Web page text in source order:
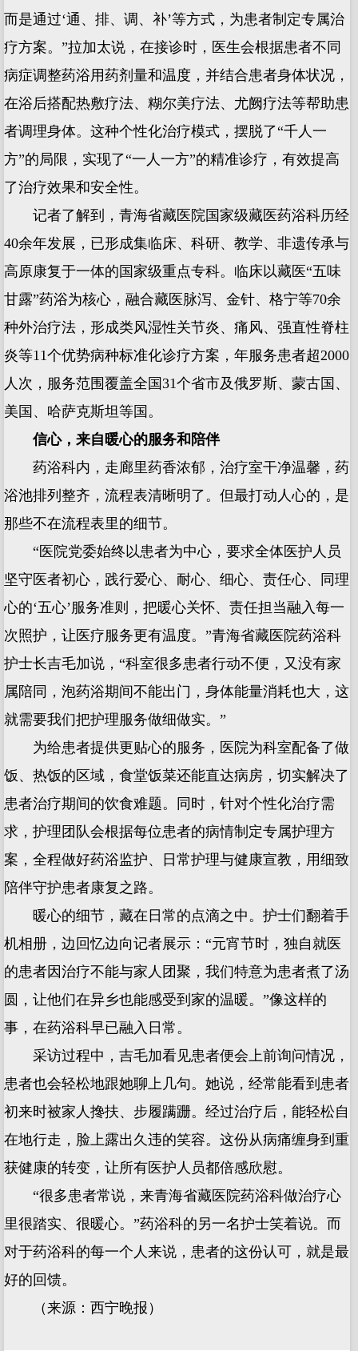
而是通过‘通、排、调、补’等方式，为患者制定专属治
疗方案。”拉加太说，在接诊时，医生会根据患者不同
病症调整药浴用药剂量和温度，并结合患者身体状况，
在浴后搭配热敷疗法、糊尔美疗法、尤阙疗法等帮助患
者调理身体。这种个性化治疗模式，摆脱了“千人一
方”的局限，实现了“一人一方”的精准诊疗，有效提高
了治疗效果和安全性。
记者了解到，青海省藏医院国家级藏医药浴科历经
40余年发展，已形成集临床、科研、教学、非遗传承与
高原康复于一体的国家级重点专科。临床以藏医“五味
甘露”药浴为核心，融合藏医脉泻、金针、格宁等70余
种外治疗法，形成类风湿性关节炎、痛风、强直性脊柱
炎等11个优势病种标准化诊疗方案，年服务患者超2000
人次，服务范围覆盖全国31个省市及俄罗斯、蒙古国、
美国、哈萨克斯坦等国。
信心，来自暖心的服务和陪伴
药浴科内，走廊里药香浓郁，治疗室干净温馨，药
浴池排列整齐，流程表清晰明了。但最打动人心的，是
那些不在流程表里的细节。
“医院党委始终以患者为中心，要求全体医护人员
坚守医者初心，践行爱心、耐心、细心、责任心、同理
心的‘五心’服务准则，把暖心关怀、责任担当融入每一
次照护，让医疗服务更有温度。”青海省藏医院药浴科
护士长吉毛加说，“科室很多患者行动不便，又没有家
属陪同，泡药浴期间不能出门，身体能量消耗也大，这
就需要我们把护理服务做细做实。”
为给患者提供更贴心的服务，医院为科室配备了做
饭、热饭的区域，食堂饭菜还能直达病房，切实解决了
患者治疗期间的饮食难题。同时，针对个性化治疗需
求，护理团队会根据每位患者的病情制定专属护理方
案，全程做好药浴监护、日常护理与健康宣教，用细致
陪伴守护患者康复之路。
暖心的细节，藏在日常的点滴之中。护士们翻着手
机相册，边回忆边向记者展示：“元宵节时，独自就医
的患者因治疗不能与家人团聚，我们特意为患者煮了汤
圆，让他们在异乡也能感受到家的温暖。”像这样的
事，在药浴科早已融入日常。
采访过程中，吉毛加看见患者便会上前询问情况，
患者也会轻松地跟她聊上几句。她说，经常能看到患者
初来时被家人搀扶、步履蹒跚。经过治疗后，能轻松自
在地行走，脸上露出久违的笑容。这份从病痛缠身到重
获健康的转变，让所有医护人员都倍感欣慰。
“很多患者常说，来青海省藏医院药浴科做治疗心
里很踏实、很暖心。”药浴科的另一名护士笑着说。而
对于药浴科的每一个人来说，患者的这份认可，就是最
好的回馈。
（来源：西宁晚报）